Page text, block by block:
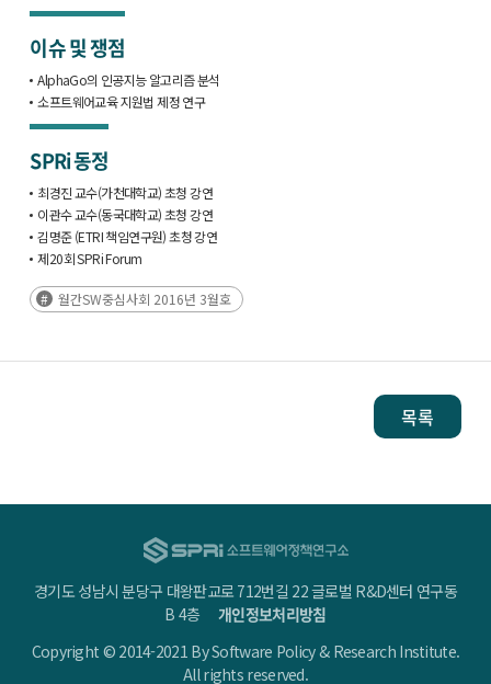
이슈 및 쟁점
AlphaGo의 인공지능 알고리즘 분석
소프트웨어교육 지원법 제정 연구
SPRi 동정
최경진 교수(가천대학교) 초청 강연
이관수 교수(동국대학교) 초청 강연
김명준 (ETRI 책임연구원) 초청 강연
제20회 SPRi Forum
월간SW중심사회 2016년 3월호
목록
경기도 성남시 분당구 대왕판교로 712번길 22 글로벌 R&D센터 연구동
B 4층개인정보처리방침
Copyright © 2014-2021 By Software Policy & Research Institute.
All rights reserved.